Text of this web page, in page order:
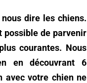
dire les chiens.
possible de parvenir
courantes. Nous
en découvrant 6
avec votre chien ne